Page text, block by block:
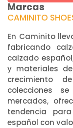
Marcas
CAMINITO
En Caminito
fabricando
calzado
y materiales
crecimiento
colecciones
mercados,
tendencia
español con